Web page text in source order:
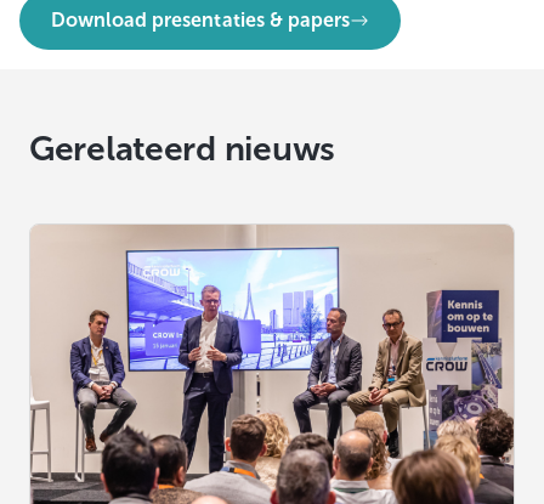
Download presentaties & papers
Gerelateerd nieuws